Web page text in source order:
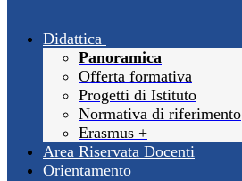
Didattica
Panoramica
Offerta formativa
Progetti di Istituto
Normativa di riferimento
Erasmus +
Area Riservata Docenti
Orientamento